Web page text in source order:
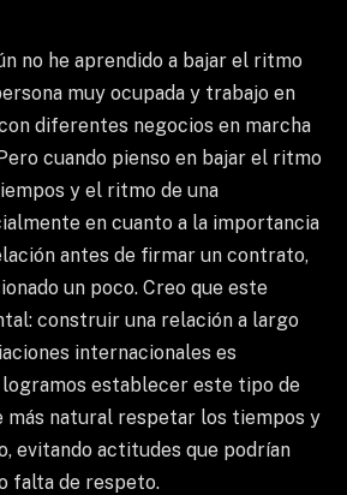
no he aprendido a bajar el ritmo
muy ocupada y trabajo en
diferentes negocios en marcha
cuando pienso en bajar el ritmo
y el ritmo de una
en cuanto a la importancia
antes de firmar un contrato,
un poco. Creo que este
construir una relación a largo
internacionales es
logramos establecer este tipo de
más natural respetar los tiempos y
evitando actitudes que podrían
falta de respeto.